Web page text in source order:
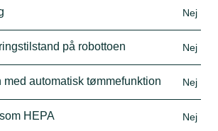
Nej
på robottoen Nej
med automatisk tømmefunktion Nej
HEPA Nej